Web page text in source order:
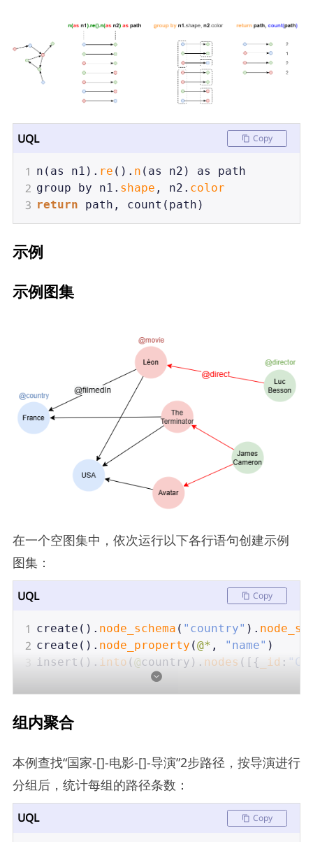
UQL Copy
1 n ( as n1 ). re (). n ( as n2 ) as path
2 group by n1 . shape , n2 . color
3 return path , count ( path )
示例
示例图集
在一个空图集中，依次运行以下各行语句创建示例
图集：
UQL Copy
1 create (). node_schema ( "country" ).
2 create (). node_property (@* , "name" )
3 insert (). into (@country ). nodes ([{ _id :
组内聚合
本例查找“国家-[]-电影-[]-导演”2步路径，按导演进行
分组后，统计每组的路径条数：
UQL Copy